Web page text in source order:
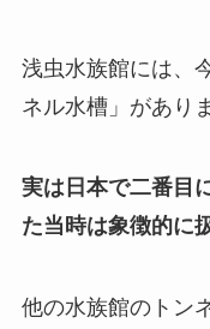
浅虫水族館には、
ネル水槽」があり
実は日本で二番目
た当時は象徴的に
他の水族館のトン